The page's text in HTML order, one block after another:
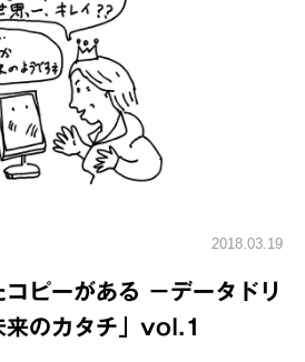
2018.03.19
ピーがある －データドリ
来のカタチ」vol.1